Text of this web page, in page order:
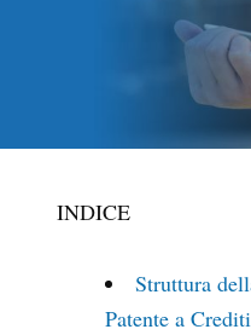
INDICE
Struttura
Patente a Crediti